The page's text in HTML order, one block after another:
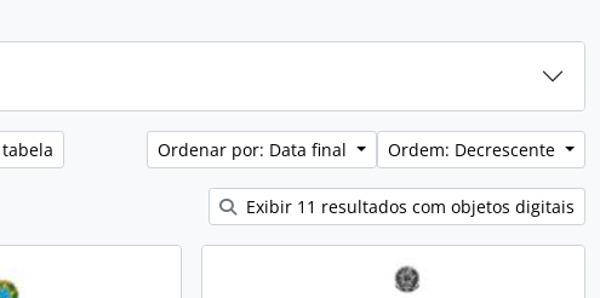
Ordenar por: Data final Ordem: Decrescente
Exibir 11 resultados com objetos digitais